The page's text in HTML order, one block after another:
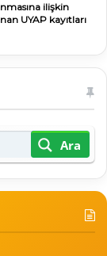
ilişkin
UYAP kayıtları
Ara